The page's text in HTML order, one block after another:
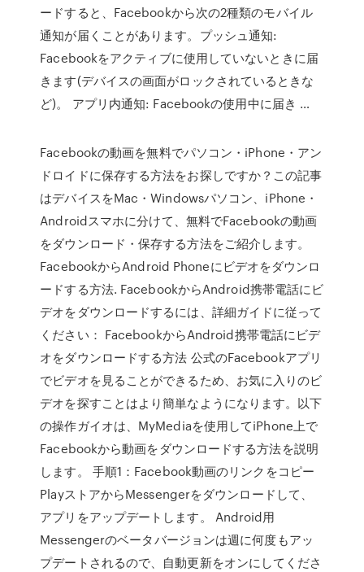
ードすると、Facebookから次の2種類のモバイル
通知が届くことがあります。プッシュ通知:
Facebookをアクティブに使用していないときに届
きます(デバイスの画面がロックされているときな
ど)。 アプリ内通知: Facebookの使用中に届き …
Facebookの動画を無料でパソコン・iPhone・アン
ドロイドに保存する方法をお探しですか？この記事
はデバイスをMac・Windowsパソコン、iPhone・
Androidスマホに分けて、無料でFacebookの動画
をダウンロード・保存する方法をご紹介します。
FacebookからAndroid Phoneにビデオをダウンロ
ードする方法. FacebookからAndroid携帯電話にビ
デオをダウンロードするには、詳細ガイドに従って
ください： FacebookからAndroid携帯電話にビデ
オをダウンロードする方法 公式のFacebookアプリ
でビデオを見ることができるため、お気に入りのビ
デオを探すことはより簡単なようになります。以下
の操作ガイオは、MyMediaを使用してiPhone上で
Facebookから動画をダウンロードする方法を説明
します。 手順1：Facebook動画のリンクをコピー
PlayストアからMessengerをダウンロードして、
アプリをアップデートします。 Android用
Messengerのベータバージョンは週に何度もアッ
プデートされるので、自動更新をオンにしてくださ